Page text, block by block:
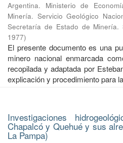
Argentina. Ministerio de
Minería. Servicio Geológico
Secretaría de Estado de Minería.
1977)
El presente documento es una
minero nacional enmarcada
recopilada y adaptada por
explicación y procedimiento para
Investigaciones
Chapalcó y Quehué y sus
La Pampa)